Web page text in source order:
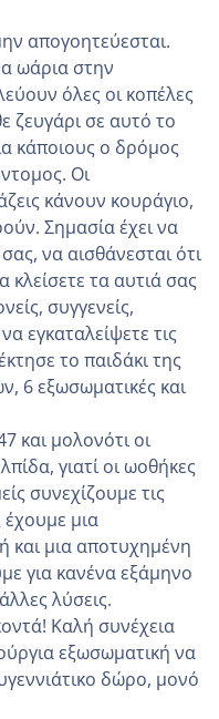
απογοητεύεσται.
ωάρια στην
όλες οι κοπέλες
ζευγάρι σε αυτό το
κάποιους ο δρόμος
Οι
κάνουν κουράγιο,
Σημασία έχει να
να αισθάνεσται ότι
κλείσετε τα αυτιά σας
συγγενείς,
εγκαταλείψετε τις
το παιδάκι της
6 εξωσωματικές και
και μολονότι οι
γιατί οι ωοθήκες
συνεχίζουμε τις
έχουμε μια
και μια αποτυχημένη
για κανένα εξάμηνο
λύσεις.
Καλή συνέχεια
εξωσωματική να
δώρο, μονό